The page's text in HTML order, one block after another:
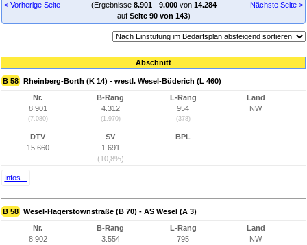
< Vorherige Seite
(Ergebnisse 8.901- 9.000von 14.284
auf Seite 90 von 143)
Nächste Seite >
Abschnitt
B 58 Rheinberg-Borth (K 14) - westl. Wesel-Büderich (L 460)
Nr.
8.901
(7.080)
B-Rang
4.312
(1.970)
L-Rang
954
(378)
Land
NW
DTV
15.660
SV
1.691
(10,8%)
BPL
Infos...
B 58 Wesel-Hagerstownstraße (B 70) - AS Wesel (A 3)
Nr.
8.902
B-Rang
3.554
L-Rang
795
Land
NW